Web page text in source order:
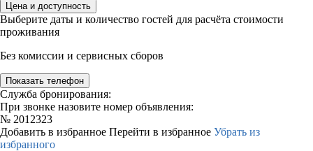
Цена и доступность
Выберите даты и количество гостей для расчёта стоимости
проживания
Без комиссии и сервисных сборов
Показать телефон
Служба бронирования:
При звонке назовите номер объявления:
№ 2012323
Добавить в избранное Перейти в избранное Убрать из
избранного